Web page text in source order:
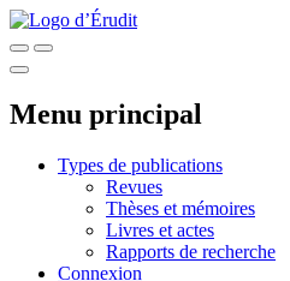
Menu principal
Types de publications
Revues
Thèses et mémoires
Livres et actes
Rapports de recherche
Connexion